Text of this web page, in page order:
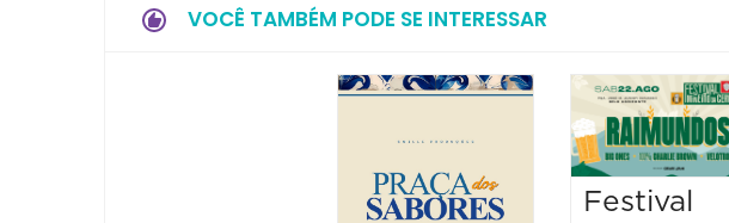
VOCÊ TAMBÉM PODE SE INTERESSAR
Festival